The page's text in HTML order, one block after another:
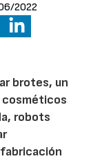
2022
brotes, un
cosméticos
robots